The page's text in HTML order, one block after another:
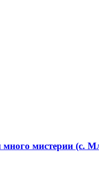
мистерии (с.